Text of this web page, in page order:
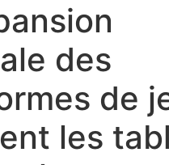
des
de
les